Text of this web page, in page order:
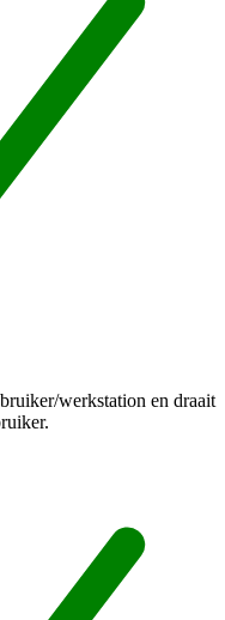
werkstation en draait